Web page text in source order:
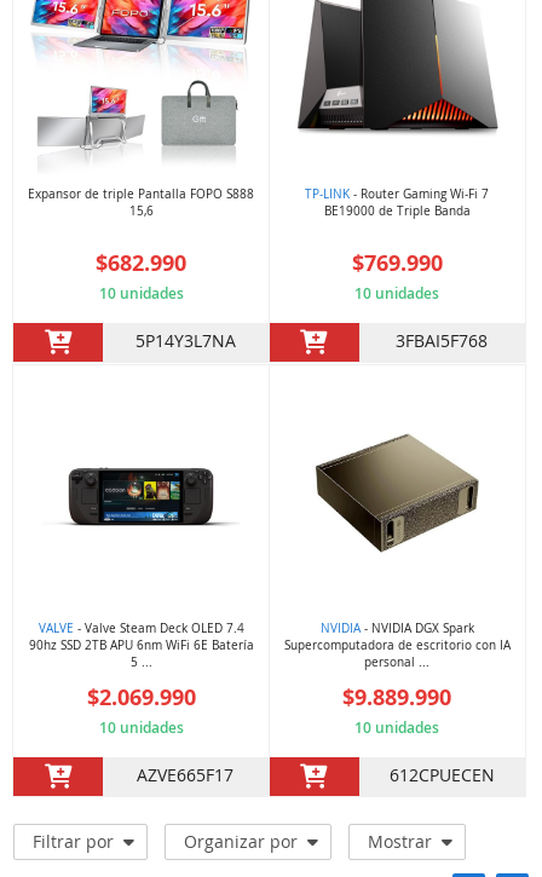
Expansor de triple Pantalla FOPO S888
15,6
$682.990
10 unidades
5P14Y3L7NA
TP-LINK - Router Gaming Wi-Fi 7
BE19000 de Triple Banda
$769.990
10 unidades
3FBAI5F768
VALVE - Valve Steam Deck OLED 7.4
90hz SSD 2TB APU 6nm WiFi 6E Batería
5 ...
$2.069.990
10 unidades
AZVE665F17
NVIDIA- NVIDIA DGX Spark
Supercomputadora de escritorio con IA
personal ...
$9.889.990
10 unidades
612CPUECEN
Filtrar por Organizar por
Mostrar